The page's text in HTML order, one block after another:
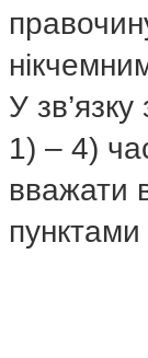
У
1) – 4)
вважати